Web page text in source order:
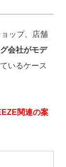
ップ、店舗
会社がモデ
いるケース
関連の案